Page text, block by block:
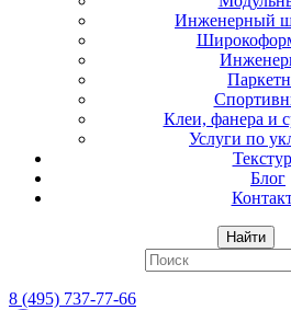
Инженерный
Клеи, фанера и
Услуги по
Блог
Найти
8 (495) 737-77-66